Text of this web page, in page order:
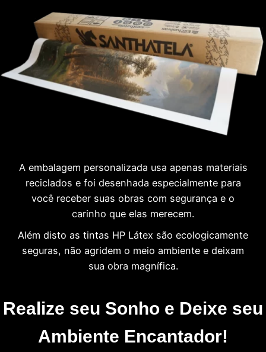
A embalagem personalizada usa apenas materiais
reciclados e foi desenhada especialmente para
você receber suas obras com segurança e o
carinho que elas merecem.
Além disto as tintas HP Látex são ecologicamente
seguras, não agridem o meio ambiente e deixam
sua obra magnífica.
Realize seu Sonho e Deixe seu
Ambiente Encantador!